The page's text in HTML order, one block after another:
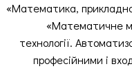
«Математика,
«Математичне
технології.
професійними і